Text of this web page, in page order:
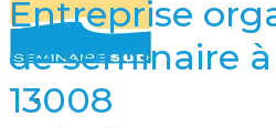
Entreprise
de seminaire
13008